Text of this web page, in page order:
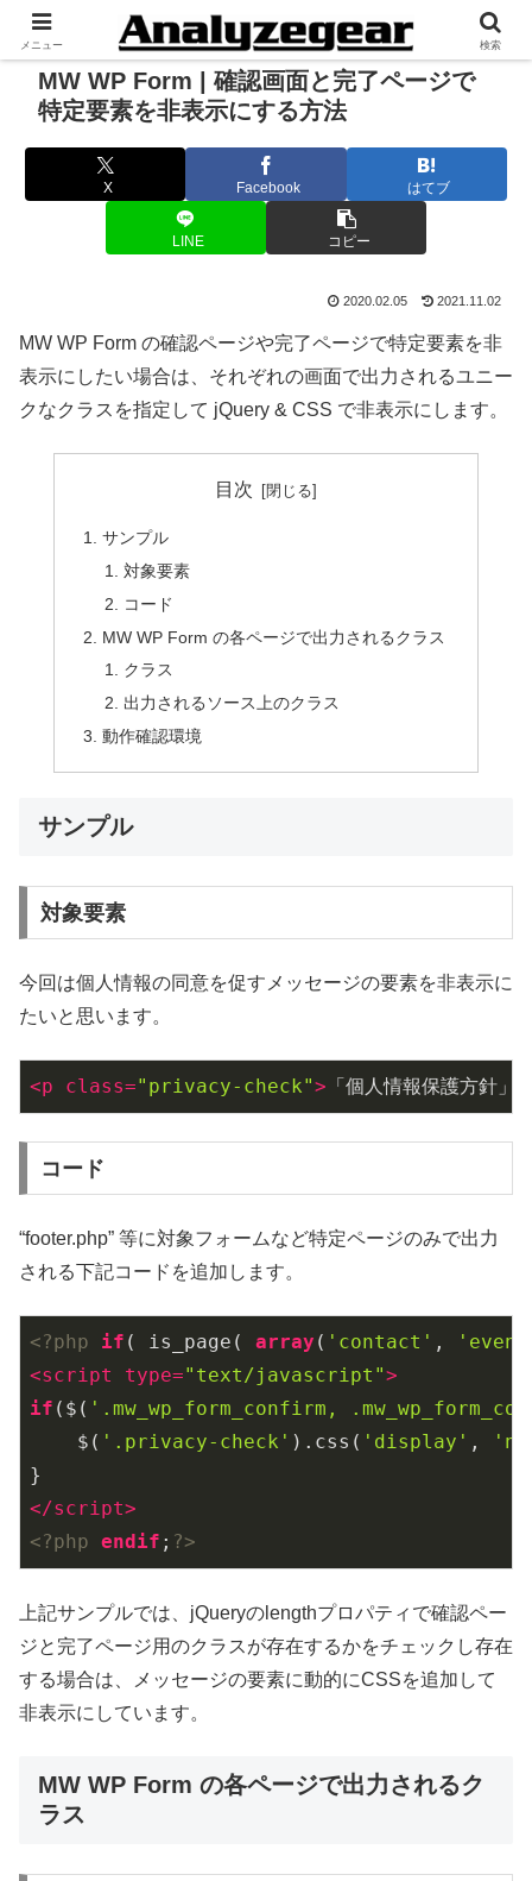
MW WP Form | 確認画面と完了ページで
特定要素を非表示にする方法
X Facebook はてブ
LINE コピー
2020.02.05 2021.11.02
MW WP Form の確認ページや完了ページで特定要素を非
表示にしたい場合は、それぞれの画面で出力されるユニー
クなクラスを指定して jQuery & CSS で非表示にします。
目次
サンプル
対象要素
コード
MW WP Form の各ページで出力されるクラス
クラス
出力されるソース上のクラス
動作確認環境
サンプル
対象要素
今回は個人情報の同意を促すメッセージの要素を非表示に
たいと思います。
<p class="privacy-check"> 「個人情報保護方針
コード
“footer.php” 等に対象フォームなど特定ページのみで出力
される下記コードを追加します。
<?php if ( is_page( array ( 'contact' ,
<script type="text/javascript">
if ($( '.mw_wp_form_confirm,
    $(
'.privacy-check' ).css( 'display' ,
</script>
<?php endif ; ?>
上記サンプルでは、jQueryのlengthプロパティで確認ペー
ジと完了ページ用のクラスが存在するかをチェックし存在
する場合は、メッセージの要素に動的にCSSを追加して
非表示にしています。
MW WP Form の各ページで出力されるク
ラス
メニュー 検索